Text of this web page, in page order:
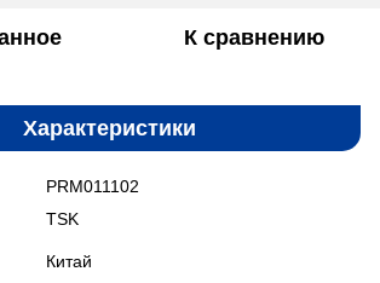
К сравнению
Характеристики
PRM011102
TSK
Китай